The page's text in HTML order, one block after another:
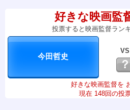
好きな映画監
投票すると映画監督ラン
VS
？
好きな映画監督を
現在 148回の投